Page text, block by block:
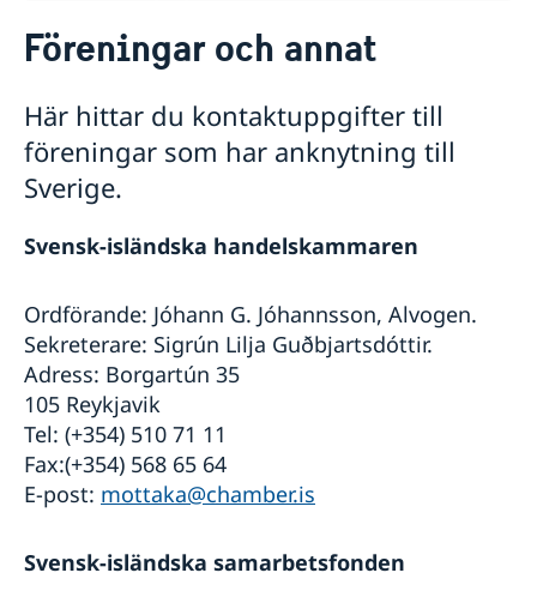
Föreningar och annat
Ambassadens personal
Praktiktjänstgöring på ambassaden
Lediga tjänster
Dataskyddspolicy (GDPR)
Så stöttar vi svenska företag
Vi är en resurs för svenska företag
Team Sweden
Svenska företag på Island
Aktuellt
Föreningar och annat
Här hittar du kontaktuppgifter till
föreningar som har anknytning till
Sverige.
Svensk-isländska handelskammaren
Ordförande: Jóhann G. Jóhannsson, Alvogen.
Sekreterare: Sigrún Lilja Guðbjartsdóttir.
Adress: Borgartún 35
105 Reykjavik
Tel: (+354) 510 71 11
Fax:(+354) 568 65 64
E-post: mottaka@chamber.is
Svensk-isländska samarbetsfonden